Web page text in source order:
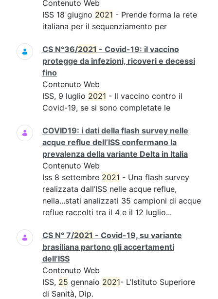
Contenuto Web
ISS 18 giugno 2021 - Prende forma la rete
italiana per il sequenziamento per
CS N°36/2021 - Covid-19: il vaccino
protegge da infezioni, ricoveri e decessi
fino
Contenuto Web
ISS, 9 luglio 2021 - Il vaccino contro il
Covid-19, se si sono completate le
COVID19: i dati della flash survey nelle
acque reflue dell’ISS confermano la
prevalenza della variante Delta in Italia
Contenuto Web
Iss 8 settembre 2021 - Una flash survey
realizzata dall’ISS nelle acque reflue,
nella...stati analizzati 35 campioni di acque
reflue raccolti tra il 4 e il 12 luglio...
CS N° 7/2021 - Covid-19, su variante
brasiliana partono gli accertamenti
dell’ISS
Contenuto Web
ISS, 25 gennaio 2021- L’Istituto Superiore
di Sanità, Dip.